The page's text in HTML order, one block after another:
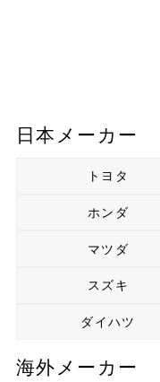
日本メーカー
トヨタ
ホンダ
マツダ
スズキ
ダイハツ
海外メーカー